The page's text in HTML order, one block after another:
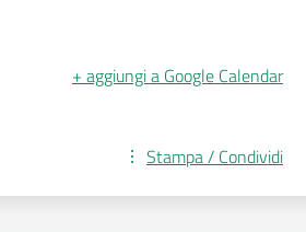
+ aggiungi a Google Calendar
Stampa / Condividi